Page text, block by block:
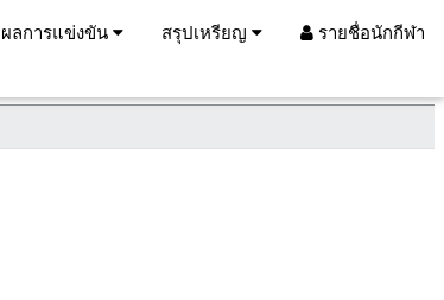
ผลการแข่งขัน สรุปเหรียญ รายชื่อนักกีฬา